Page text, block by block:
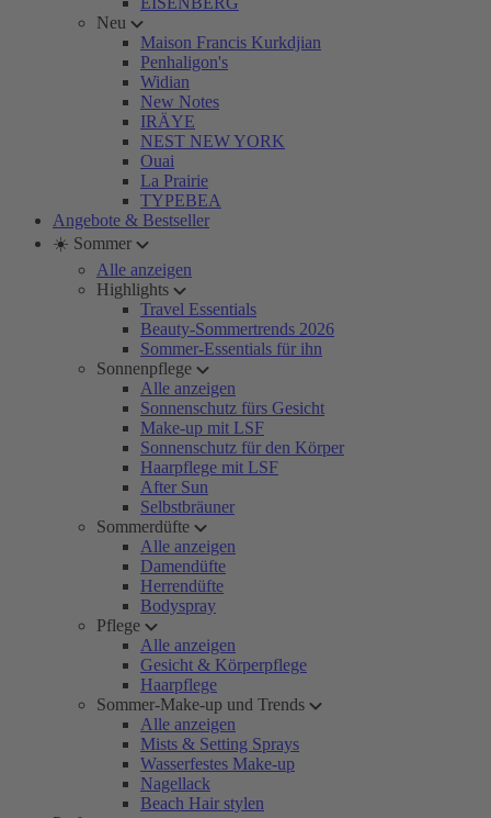
Neu
Maison Francis Kurkdjian
Penhaligon's
Widian
New Notes
IRÄYE
NEST NEW YORK
Ouai
La Prairie
TYPEBEA
Angebote & Bestseller
☀️ Sommer
Alle anzeigen
Highlights
Travel Essentials
Beauty-Sommertrends 2026
Sommer-Essentials für ihn
Sonnenpflege
Alle anzeigen
Sonnenschutz fürs Gesicht
Make-up mit LSF
Sonnenschutz für den Körper
Haarpflege mit LSF
After Sun
Selbstbräuner
Sommerdüfte
Alle anzeigen
Damendüfte
Herrendüfte
Bodyspray
Pflege
Alle anzeigen
Gesicht & Körperpflege
Haarpflege
Sommer-Make-up und Trends
Alle anzeigen
Mists & Setting Sprays
Wasserfestes Make-up
Nagellack
Beach Hair stylen